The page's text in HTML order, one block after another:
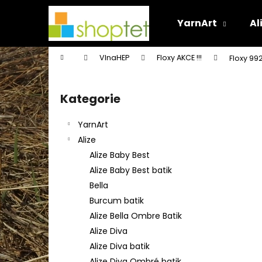
YarnArt
Domů VlnaHEP Floxy AKCE !!! Floxy
P
o
s
t
r
a
n
n
í
p
a
n
Přeskočit
kategorie
Kategorie
YarnArt
Alize
Alize Baby Best
Alize Baby Best batik
Bella
Burcum batik
Alize Bella Ombre Batik
Alize Diva
Alize Diva batik
í
k
Zpět
do
obchodu
Zpět
do
obchodu